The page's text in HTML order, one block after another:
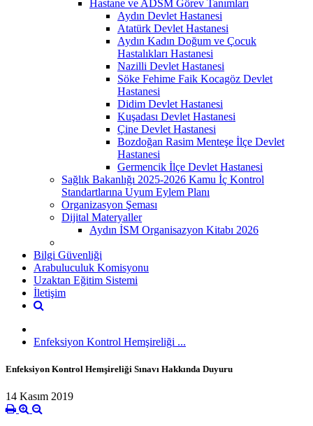
Hastane ve ADSM Görev Tanımları
Aydın Devlet Hastanesi
Atatürk Devlet Hastanesi
Aydın Kadın Doğum ve Çocuk
Hastalıkları Hastanesi
Nazilli Devlet Hastanesi
Söke Fehime Faik Kocagöz Devlet
Hastanesi
Didim Devlet Hastanesi
Kuşadası Devlet Hastanesi
Çine Devlet Hastanesi
Bozdoğan Rasim Menteşe İlçe Devlet
Hastanesi
Germencik İlçe Devlet Hastanesi
Sağlık Bakanlığı 2025-2026 Kamu İç Kontrol
Standartlarına Uyum Eylem Planı
Organizasyon Şeması
Dijital Materyaller
Aydın İSM Organisazyon Kitabı 2026
Bilgi Güvenliği
Arabuluculuk Komisyonu
Uzaktan Eğitim Sistemi
İletişim
Enfeksiyon Kontrol Hemşireliği ...
Enfeksiyon Kontrol Hemşireliği Sınavı Hakkında Duyuru
14 Kasım 2019